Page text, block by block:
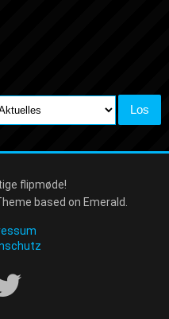
flipmøde!
based on Emerald